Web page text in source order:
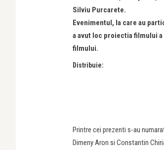
Silviu Purcarete.
Evenimentul, la care au
a avut loc proiectia filmului
filmului.
Distribuie:
Printre cei prezenti s-au
Dimeny Aron si Constantin